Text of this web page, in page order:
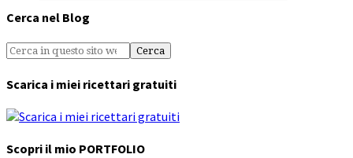
Cerca nel Blog
Scarica i miei ricettari gratuiti
Scopri il mio PORTFOLIO